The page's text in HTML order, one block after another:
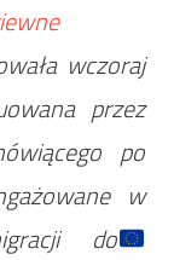
wczoraj
przez
po
w
do